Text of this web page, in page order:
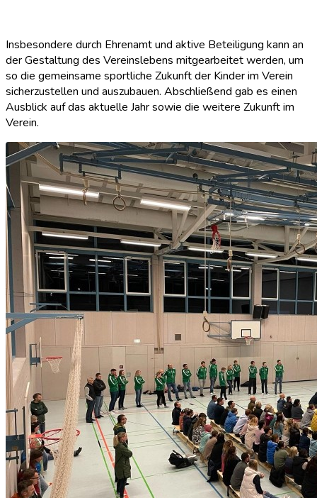
Insbesondere durch Ehrenamt und aktive Beteiligung kann an
der Gestaltung des Vereinslebens mitgearbeitet werden, um
so die gemeinsame sportliche Zukunft der Kinder im Verein
sicherzustellen und auszubauen. Abschließend gab es einen
Ausblick auf das aktuelle Jahr sowie die weitere Zukunft im
Verein.